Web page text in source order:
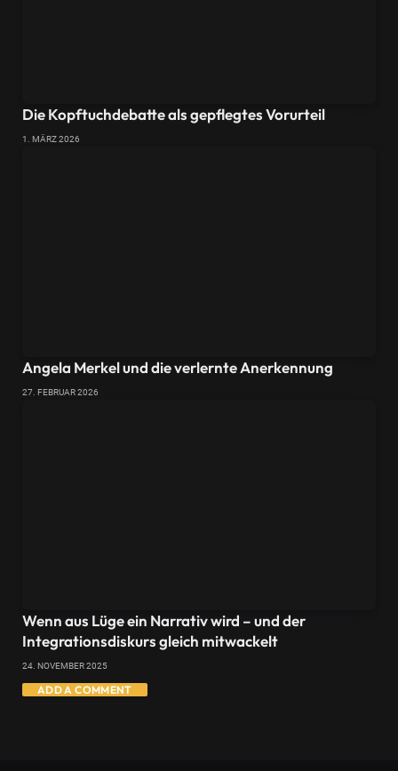
Die Kopftuchdebatte als gepflegtes Vorurteil
1. MÄRZ 2026
Angela Merkel und die verlernte Anerkennung
27. FEBRUAR 2026
Wenn aus Lüge ein Narrativ wird – und der
Integrationsdiskurs gleich mitwackelt
24. NOVEMBER 2025
ADD A COMMENT